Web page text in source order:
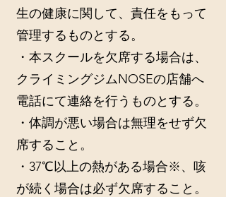
生の健康に関して、責任をもって
管理するものとする。
・本スクールを欠席する場合は、
クライミングジムNOSEの店舗へ
電話にて連絡を行うものとする。
・体調が悪い場合は無理をせず欠
席すること。
・37℃以上の熱がある場合※、咳
が続く場合は必ず欠席すること。